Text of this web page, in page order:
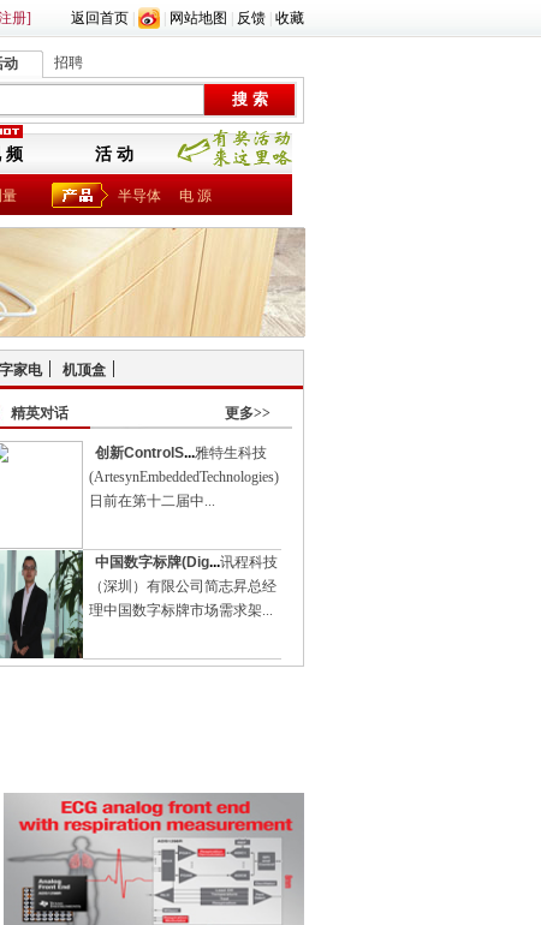
册] 返回首页 网站地图 反馈 收藏
动 招聘
频 活 动
半导体 电 源
家电 机顶盒
精英对话 更多>>
创新ControlS...雅特生科技
(ArtesynEmbeddedTechnologies)
日前在第十二届中...
中国数字标牌(Dig...讯程科技
（深圳）有限公司简志昇总经
理中国数字标牌市场需求架...